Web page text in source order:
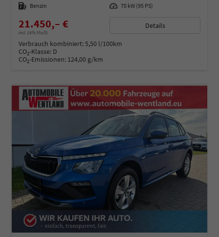
Kraftstoff Benzin Leistung 70 kW (95 PS)
21.450,– €
incl. 19% MwSt.
Details
Verbrauch kombiniert:5,50 l/100km
CO2-Klasse: D
CO2-Emissionen: 124,00 g/km